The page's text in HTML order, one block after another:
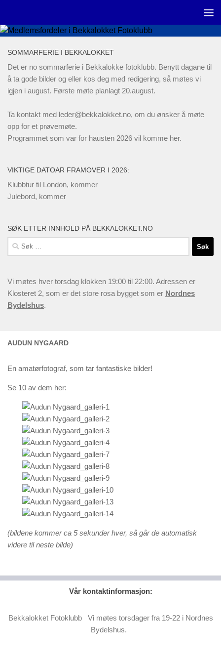
AUDUN NYGAARD
En amatørfotograf, som tar fantastiske bilder!
Se 10 av dem her:
(bildene kommer ca 5 sekunder hver, så går de automatisk
videre til neste bilde)
SOMMARFERIE I BEKKALOKKET
Det er no sommarferie i Bekkalokke fotoklubb. Benytt dagane til
å ta gode bilder og eller kos deg med redigering, så møtes vi
igjen i august. Første møte planlagt 20.august.
Ta kontakt med leder@bekkalokket.no, om du ønsker å møte
opp for et prøvemøte.
Programmet som var for hausten 2026 vil komme her.
VIKTIGE DATOAR FRAMOVER I 2026:
Klubbtur til London, kommer
Julebord, kommer
SØK ETTER INNHOLD PÅ BEKKALOKKET.NO
Søk
etter:
Vi møtes hver torsdag klokken 19:00 til 22:00. Adressen er
Klosteret 2, som er det store rosa bygget som er Nordnes
Bydelshus.
Vår kontaktinformasjon:
Bekkalokket Fotoklubb Vi møtes torsdager fra 19-22 i Nordnes
Bydelshus.